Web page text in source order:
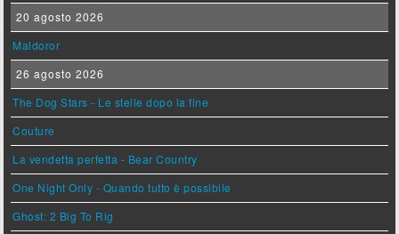
20 agosto 2026
Maldoror
26 agosto 2026
The Dog Stars - Le stelle dopo la fine
Couture
La vendetta perfetta - Bear Country
One Night Only - Quando tutto è possibile
Ghost: 2 Big To Rig